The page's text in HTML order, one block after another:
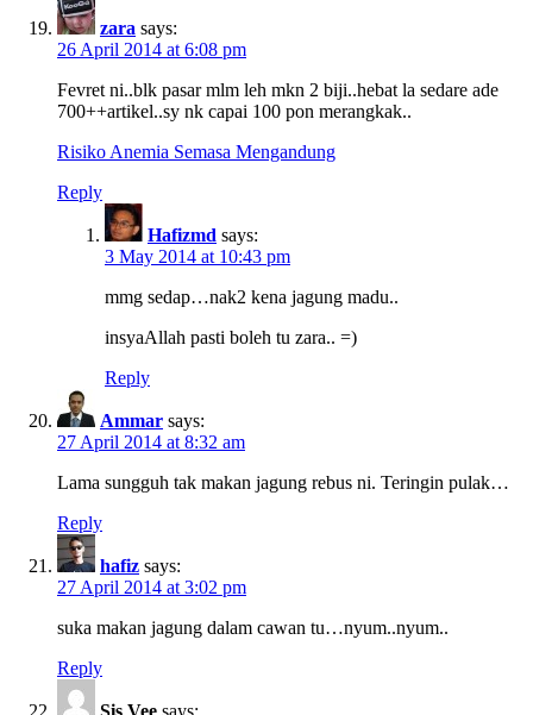
zara says:
26 April 2014 at 6:08 pm
Fevret ni..blk pasar mlm leh mkn 2 biji..hebat la sedare ade
700++artikel..sy nk capai 100 pon merangkak..
Risiko Anemia Semasa Mengandung
Reply
Hafizmd says:
3 May 2014 at 10:43 pm
mmg sedap…nak2 kena jagung madu..
insyaAllah pasti boleh tu zara.. =)
Reply
Ammar says:
27 April 2014 at 8:32 am
Lama sungguh tak makan jagung rebus ni. Teringin pulak…
Reply
hafiz says:
27 April 2014 at 3:02 pm
suka makan jagung dalam cawan tu…nyum..nyum..
Reply
Sis Vee says: